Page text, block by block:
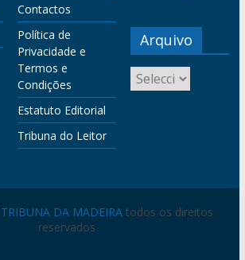
Contactos
Política de
Privacidade e
Termos e
Condições
Estatuto Editorial
Tribuna do Leitor
Arquivo
TRIBUNA DA MADEIRA todos os direitos
reservados